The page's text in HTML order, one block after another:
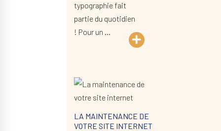
typographie fait
partie du quotidien
! Pour un …
LA MAINTENANCE DE
VOTRE SITE INTERNET